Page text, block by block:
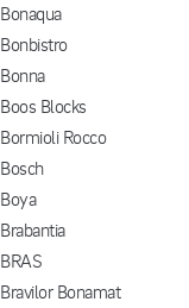
Bonaqua
Bonbistro
Bonna
Boos Blocks
Bormioli Rocco
Bosch
Boya
Brabantia
BRAS
Bravilor Bonamat